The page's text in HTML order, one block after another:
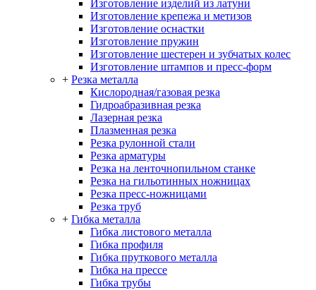
Изготовление изделий из латуни
Изготовление крепежа и метизов
Изготовление оснастки
Изготовление пружин
Изготовление шестерен и зубчатых колес
Изготовление штампов и пресс-форм
+ Резка металла
Кислородная/газовая резка
Гидроабразивная резка
Лазерная резка
Плазменная резка
Резка рулонной стали
Резка арматуры
Резка на ленточнопильном станке
Резка на гильотинных ножницах
Резка пресс-ножницами
Резка труб
+ Гибка металла
Гибка листового металла
Гибка профиля
Гибка пруткового металла
Гибка на прессе
Гибка трубы